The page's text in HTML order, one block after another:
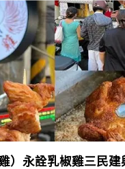
）永詮乳椒雞三民建